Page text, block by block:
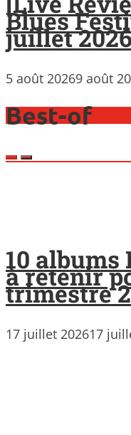
Blues
juillet
5 août 20269 août
Best-of
10 albums
à retenir
trimestre
17 juillet 202617